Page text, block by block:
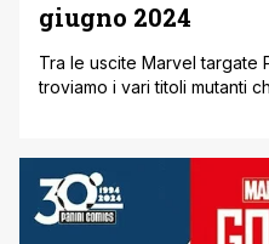
giugno 2024
Tra le uscite Marvel targate
troviamo i vari titoli mutanti
riproposizione di tutti i
Continua poi la serie di
Grandi Tesori [']